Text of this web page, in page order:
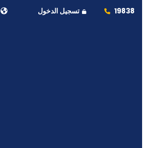
19838 تسجيل الدخول